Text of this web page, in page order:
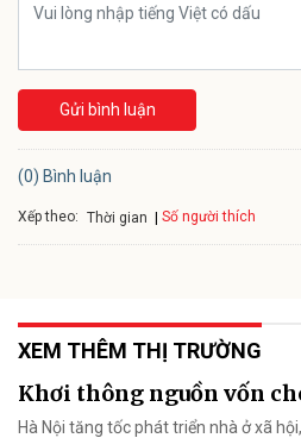
Gửi bình luận
(0) Bình luận
Xếp theo: Thời gian Số người thích
XEM THÊM THỊ TRƯỜNG
Khơi thông nguồn vốn
Hà Nội tăng tốc phát triển nhà ở xã